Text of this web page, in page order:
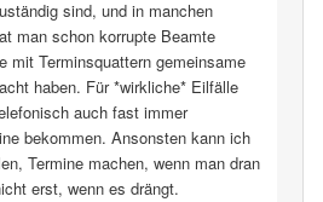
sind, und in manchen
man schon korrupte Beamte
mit Terminsquattern gemeinsame
haben. Für *wirkliche* Eilfälle
auch fast immer
bekommen. Ansonsten kann ich
Termine machen, wenn man dran
erst, wenn es drängt.